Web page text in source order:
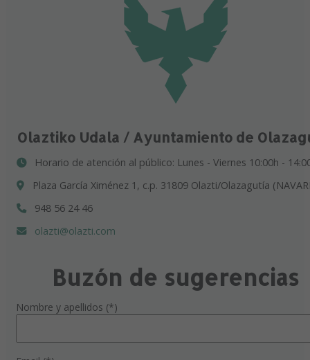
Olaztiko Udala / Ayuntamiento de
Horario de atención al público: Lunes - Viernes 10:00h -
Plaza García Ximénez 1, c.p. 31809 Olazti/Olazagutía
948 56 24 46
olazti@olazti.com
Buzón de sugerencias
Nombre y apellidos (*)